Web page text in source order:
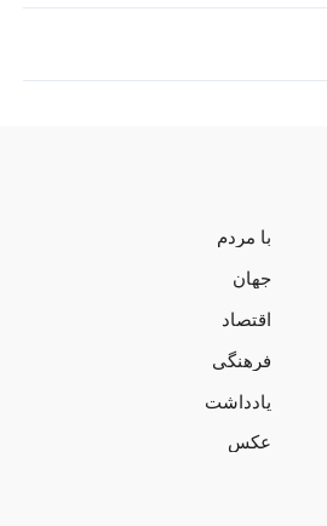
با مردم
جهان
اقتصاد
فرهنگی
یادداشت
عکس